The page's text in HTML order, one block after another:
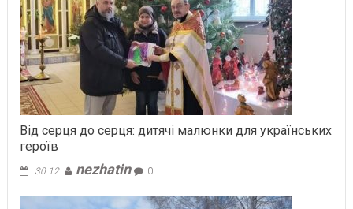
Від серця до серця: дитячі малюнки для українських
героїв
30.12. nezhatin 0